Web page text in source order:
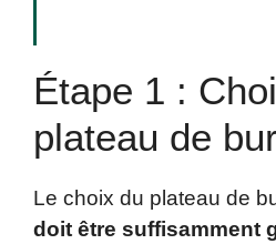
Étape 1 :
plateau de
Le choix du plateau de
doit être suffisamment